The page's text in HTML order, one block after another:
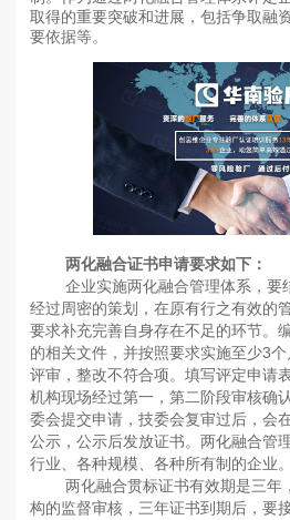
取得的重要突破和进展，包括争取融
要依据等。
两化融合证书申请要求如下：
企业实施两化融合管理体系，要结
经过周密的策划，在原有行之有效的
要求补充完善自身存在不足的环节。
的相关文件，并按照要求实施至少3
评审，整改不符合项。填写评定申请
机构现场经过第一，第二阶段审核确
委会提交申请，技委会复审过后，会
公示，公示后发放证书。两化融合管
行业、各种规模、各种所有制的企业。
两化融合贯标证书有效期是三年
构的监督审核，三年证书到期后，要